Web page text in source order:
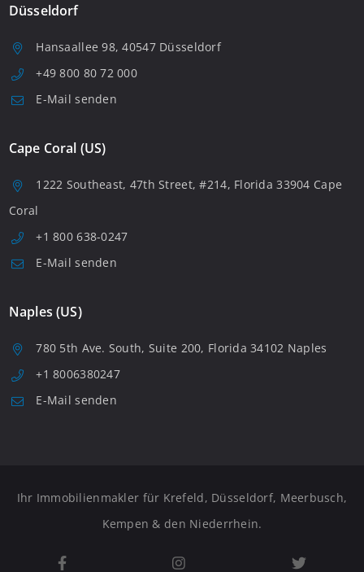
Düsseldorf
Hansaallee 98, 40547 Düsseldorf
+49 800 80 72 000
E-Mail senden
Cape Coral (US)
1222 Southeast, 47th Street, #214, Florida 33904 Cape
Coral
+1 800 638-0247
E-Mail senden
Naples (US)
780 5th Ave. South, Suite 200, Florida 34102 Naples
+1 8006380247
E-Mail senden
Ihr Immobilienmakler für Krefeld, Düsseldorf, Meerbusch,
Kempen & den Niederrhein.